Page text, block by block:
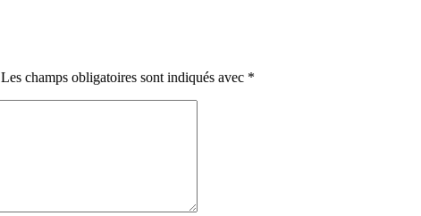
Les champs obligatoires sont indiqués avec *